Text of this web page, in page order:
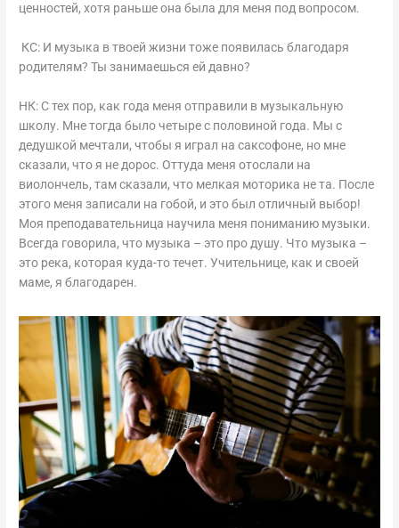
ценностей, хотя раньше она была для меня под вопросом.
КС: И музыка в твоей жизни тоже появилась благодаря
родителям? Ты занимаешься ей давно?
НК: С тех пор, как года меня отправили в музыкальную
школу. Мне тогда было четыре с половиной года. Мы с
дедушкой мечтали, чтобы я играл на саксофоне, но мне
сказали, что я не дорос. Оттуда меня отослали на
виолончель, там сказали, что мелкая моторика не та. После
этого меня записали на гобой, и это был отличный выбор!
Моя преподавательница научила меня пониманию музыки.
Всегда говорила, что музыка – это про душу. Что музыка –
это река, которая куда-то течет. Учительнице, как и своей
маме, я благодарен.